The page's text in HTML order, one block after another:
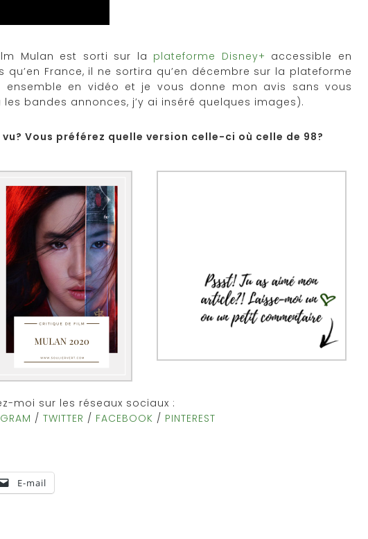
Mulan est sorti sur la plateforme Disney+ accessible en
France, il ne sortira qu’en décembre sur la plateforme
en vidéo et je vous donne mon avis sans vous
bandes annonces, j’y ai inséré quelques images).
Vous préférez quelle version celle-ci où celle de 98?
moi sur les réseaux sociaux :
/ TWITTER / FACEBOOK / PINTEREST
E-mail